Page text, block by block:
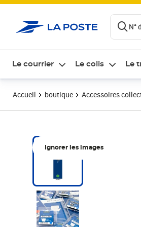
N°
Le courrier Le colis Le
Accueil boutique Accessoires
Ignorer les images